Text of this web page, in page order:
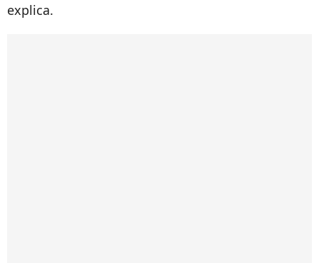
explica.